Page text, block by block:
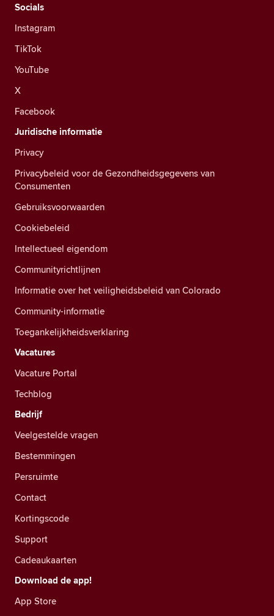
Socials
Instagram
TikTok
YouTube
X
Facebook
Juridische informatie
Privacy
Privacybeleid voor de Gezondheidsgegevens van
Consumenten
Gebruiksvoorwaarden
Cookiebeleid
Intellectueel eigendom
Communityrichtlijnen
Informatie over het veiligheidsbeleid van Colorado
Community-informatie
Toegankelijkheidsverklaring
Vacatures
Vacature Portal
Techblog
Bedrijf
Veelgestelde vragen
Bestemmingen
Persruimte
Contact
Kortingscode
Support
Cadeaukaarten
Download de app!
App Store